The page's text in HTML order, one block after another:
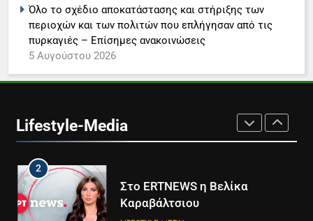
Όλο το σχέδιο αποκατάστασης και στήριξης των
περιοχών και των πολιτών που επλήγησαν από τις
πυρκαγιές – Επίσημες ανακοινώσεις
5 Αυγούστου 2026
Lifestyle-Media
Times μαζί σε μια νέα
συνδρομητική πρόταση
LIFESTYLE-MEDIA
1
LIFESTYLE-MEDIA
2
Στο ERTNEWS η Βελίκα
Καραβάλτσιου